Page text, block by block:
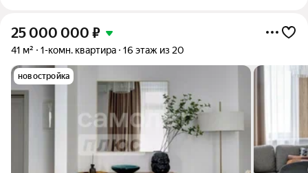
25 000 000 ₽
41 м² 1-комн. квартира 16 этаж из 20
новостройка